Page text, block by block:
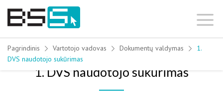
Skip
Pagrindinis Vartotojo vadovas Dokumentų valdymas
1.
DVS naudotojo sukūrimas
1. DVS naudotojo sukūrimas